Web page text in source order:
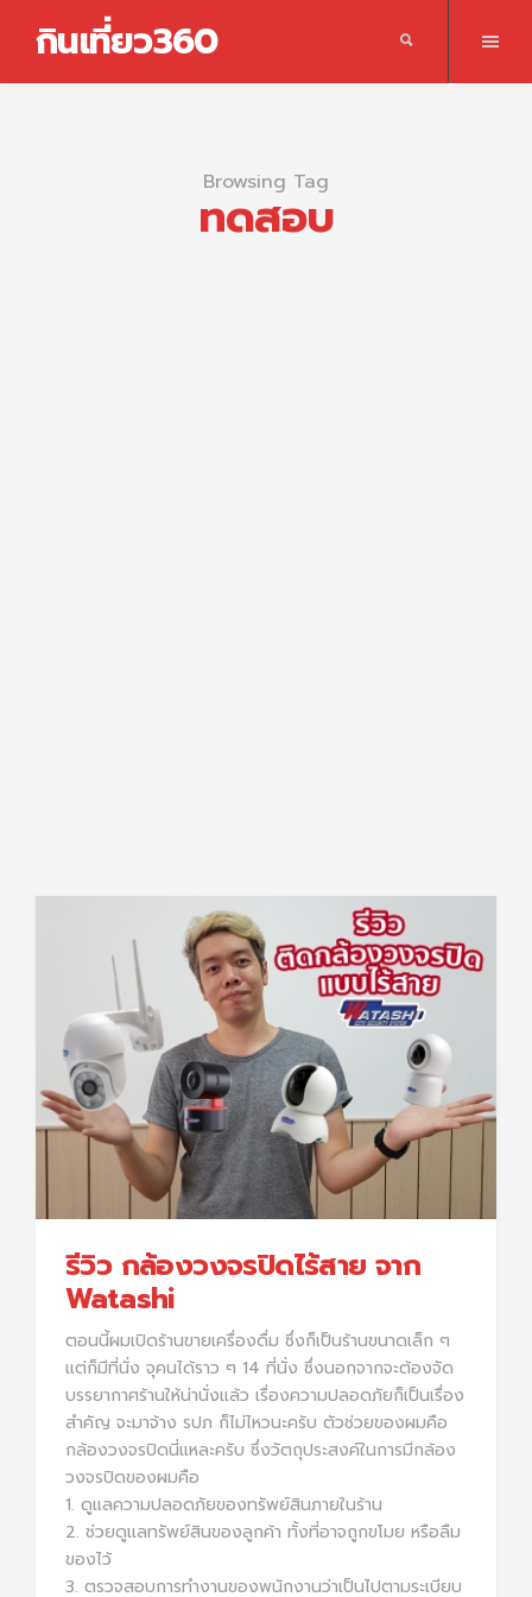
กินเที่ยว360
Browsing Tag
ทดสอบ
รีวิว กล้องวงจรปิดไร้สาย จาก
Watashi
ตอนนี้ผมเปิดร้านขายเครื่องดื่ม ซึ่งก็เป็นร้านขนาดเล็ก ๆ
แต่ก็มีที่นั่ง จุคนได้ราว ๆ 14 ที่นั่ง ซึ่งนอกจากจะต้องจัด
บรรยากาศร้านให้น่านั่งแล้ว เรื่องความปลอดภัยก็เป็นเรื่อง
สำคัญ จะมาจ้าง รปภ ก็ไม่ไหวนะครับ ตัวช่วยของผมคือ
กล้องวงจรปิดนี่แหละครับ ซึ่งวัตถุประสงค์ในการมีกล้อง
วงจรปิดของผมคือ
1. ดูแลความปลอดภัยของทรัพย์สินภายในร้าน
2. ช่วยดูแลทรัพย์สินของลูกค้า ทั้งที่อาจถูกขโมย หรือลืม
ของไว้
3. ตรวจสอบการทำงานของพนักงานว่าเป็นไปตามระเบียบ